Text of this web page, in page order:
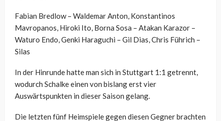
Fabian Bredlow – Waldemar Anton, Konstantinos
Mavropanos, Hiroki Ito, Borna Sosa – Atakan Karazor –
Waturo Endo, Genki Haraguchi – Gil Dias, Chris Führich –
Silas
In der Hinrunde hatte man sich in Stuttgart 1:1 getrennt,
wodurch Schalke einen von bislang erst vier
Auswärtspunkten in dieser Saison gelang.
Die letzten fünf Heimspiele gegen diesen Gegner brachten